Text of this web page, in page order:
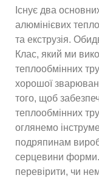
Існує два
алюмінієвих
та екструзія.
Клас, який ми
теплообмінних
хорошої
того, щоб
теплообмінних
оглянемо
подряпинам
серцевини
перевірити, чи